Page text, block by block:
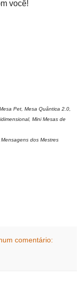
você!
Pet, Mesa Quântica 2.0,
Mini Mesas de
dos Mestres
comentário: